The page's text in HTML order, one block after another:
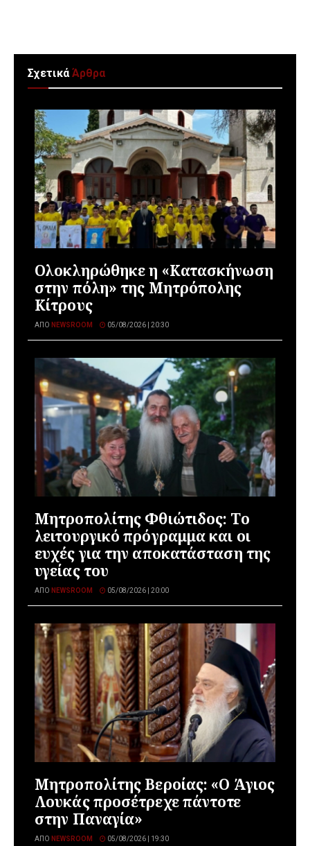
ΣχετικάΆρθρα
Ολοκληρώθηκε η «Κατασκήνωση
στην πόλη» της Μητρόπολης
Κίτρους
ΑΠΌ NEWSROOM 05/08/2026 | 20:30
Μητροπολίτης Φθιώτιδος: Το
λειτουργικό πρόγραμμα και οι
ευχές για την αποκατάσταση της
υγείας του
ΑΠΌ NEWSROOM 05/08/2026 | 20:00
Μητροπολίτης Βεροίας: «Ο Άγιος
Λουκάς προσέτρεχε πάντοτε
στην Παναγία»
ΑΠΌ NEWSROOM 05/08/2026 | 19:30